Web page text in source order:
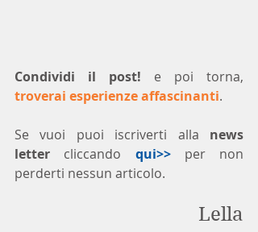
Condividi il post!
troverai esperienze affascinanti.
Se vuoi puoi iscriverti alla news
letter cliccando qui>> per non
perderti nessun articolo.
Lella